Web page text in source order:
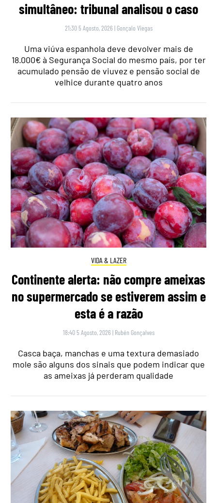
simultâneo: tribunal analisou o caso
21:30 5 Agosto, 2026 | Gonçalo Viegas
Uma viúva espanhola deve devolver mais de
18.000€ à Segurança Social do mesmo país, por ter
acumulado pensão de viuvez e pensão social de
velhice durante quatro anos
VIDA & LAZER
Continente alerta: não compre ameixas
no supermercado se estiverem assim e
esta é a razão
18:40 5 Agosto, 2026 | Rubén Gonçalves
Casca baça, manchas e uma textura demasiado
mole são alguns dos sinais que podem indicar que
as ameixas já perderam qualidade